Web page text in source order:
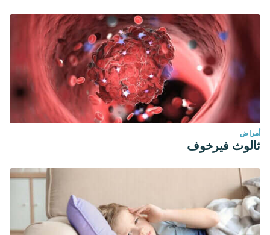
أمراض
ثالوث فيرخوف